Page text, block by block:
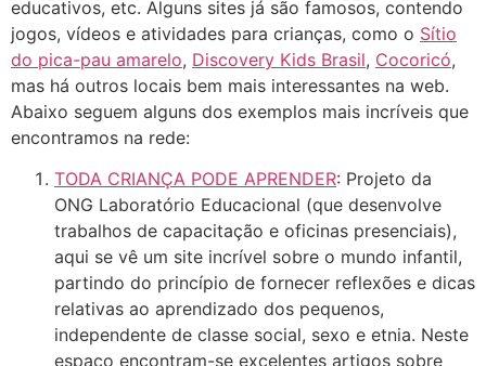
educativos, etc. Alguns sites já são famosos, contendo
jogos, vídeos e atividades para crianças, como o Sítio
do pica-pau amarelo, Discovery Kids Brasil, Cocoricó,
mas há outros locais bem mais interessantes na web.
Abaixo seguem alguns dos exemplos mais incríveis que
encontramos na rede:
TODA CRIANÇA PODE APRENDER: Projeto da
ONG Laboratório Educacional (que desenvolve
trabalhos de capacitação e oficinas presenciais),
aqui se vê um site incrível sobre o mundo infantil,
partindo do princípio de fornecer reflexões e dicas
relativas ao aprendizado dos pequenos,
independente de classe social, sexo e etnia. Neste
espaço encontram-se excelentes artigos sobre